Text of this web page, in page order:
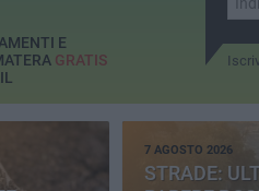
E
GRATIS
7 AGOSTO 2026
STRADE: